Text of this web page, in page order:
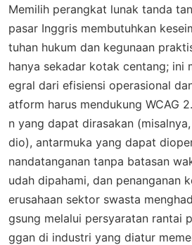
Memilih perangkat lunak tanda
pasar Inggris membutuhkan
tuhan hukum dan kegunaan
hanya sekadar kotak centang; ini
egral dari efisiensi operasional
atform harus mendukung WCAG
n yang dapat dirasakan
dio), antarmuka yang dapat
nandatanganan tanpa batasan
udah dipahami, dan penanganan
erusahaan sektor swasta
gsung melalui persyaratan rantai
ggan di industri yang diatur